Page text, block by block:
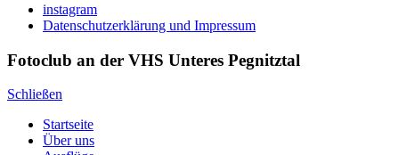
instagram
Datenschutzerklärung und Impressum
Fotoclub an der VHS Unteres Pegnitztal
Schließen
Startseite
Über uns